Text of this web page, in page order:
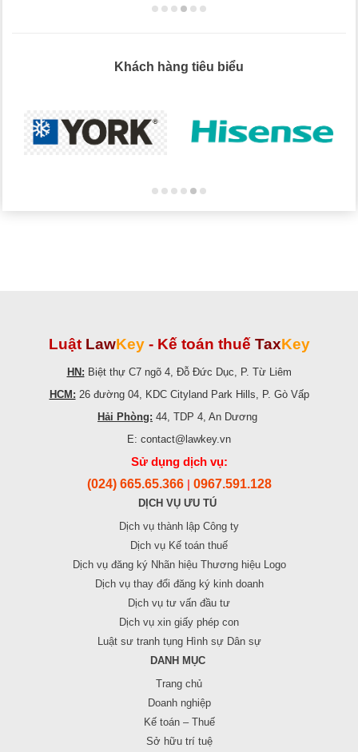
Khách hàng tiêu biểu
Luật LawKey - Kế toán thuế TaxKey
HN: Biệt thự C7 ngõ 4, Đỗ Đức Dục, P. Từ Liêm
HCM: 26 đường 04, KDC Cityland Park Hills, P. Gò Vấp
Hải Phòng: 44, TDP 4, An Dương
E: contact@lawkey.vn
Sử dụng dịch vụ:
(024) 665.65.366 0967.591.128
DỊCH VỤ ƯU TÚ
Dịch vụ thành lập Công ty
Dịch vụ Kế toán thuế
Dịch vụ đăng ký Nhãn hiệu Thương hiệu Logo
Dịch vụ thay đổi đăng ký kinh doanh
Dịch vụ tư vấn đầu tư
Dịch vụ xin giấy phép con
Luật sư tranh tụng Hình sự Dân sự
DANH MỤC
Trang chủ
Doanh nghiệp
Kế toán – Thuế
Sở hữu trí tuệ